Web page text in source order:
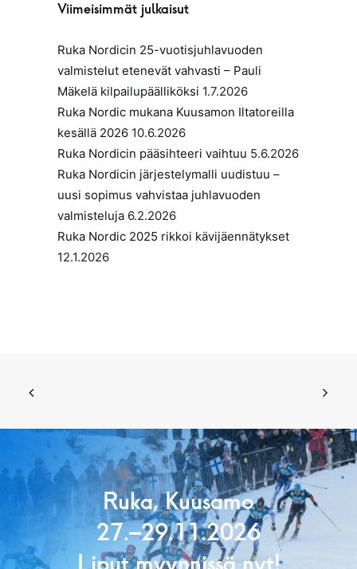
Viimeisimmät julkaisut
Ruka Nordicin 25-vuotisjuhlavuoden
valmistelut etenevät vahvasti – Pauli
Mäkelä kilpailupäälliköksi 1.7.2026
Ruka Nordic mukana Kuusamon Iltatoreilla
kesällä 2026 10.6.2026
Ruka Nordicin pääsihteeri vaihtuu 5.6.2026
Ruka Nordicin järjestelymalli uudistuu –
uusi sopimus vahvistaa juhlavuoden
valmisteluja 6.2.2026
Ruka Nordic 2025 rikkoi kävijäennätykset
12.1.2026
Ruka, Kuusamo
27.–29.11.2026
Liput myynnissä nyt!